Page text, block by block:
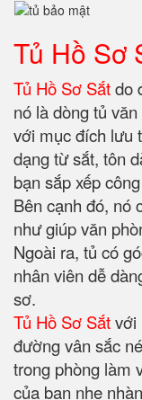
Tủ Hồ Sơ
Tủ Hồ Sơ Sắtdo
nó là dòng tủ
với mục đích lưu
dạng từ sắt, tôn
bạn sắp xếp
Bên cạnh đó, nó
như giúp văn
Ngoài ra, tủ có
nhân viên dễ
sơ.
Tủ Hồ Sơ Sắtvới
đường vân sắc
trong phòng làm
của bạn nhẹ